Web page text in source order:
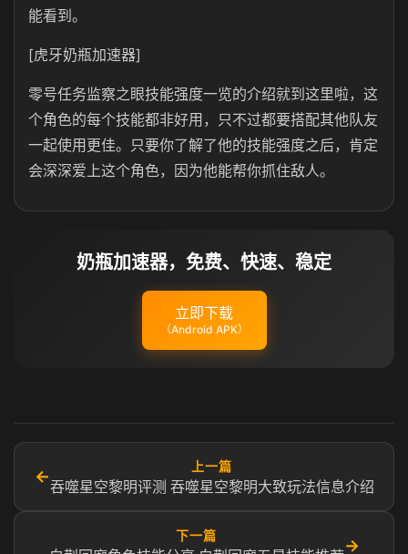
能看到。
[虎牙奶瓶加速器]
零号任务监察之眼技能强度一览的介绍就到这里啦，这
个角色的每个技能都非好用，只不过都要搭配其他队友
一起使用更佳。只要你了解了他的技能强度之后，肯定
会深深爱上这个角色，因为他能帮你抓住敌人。
奶瓶加速器，免费、快速、稳定
立即下载
（Android APK）
←
上一篇
吞噬星空黎明评测 吞噬星空黎明大致玩法信息介绍
下一篇
→